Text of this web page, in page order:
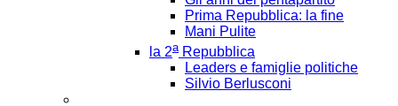
Prima Repubblica: la fine
Mani Pulite
la 2aRepubblica
Leaders e famiglie politiche
Silvio Berlusconi